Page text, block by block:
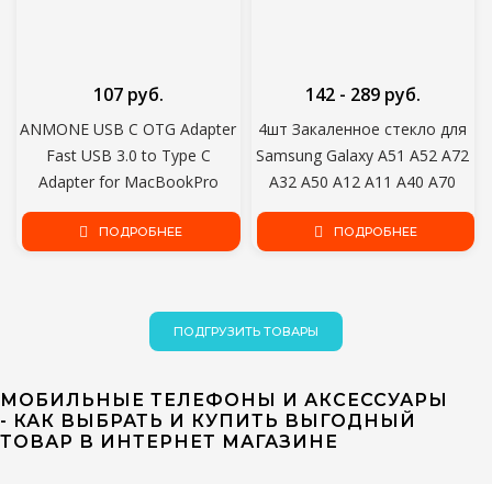
ANMONE USB C OTG Adapter
Fast USB 3.0 to Type C
Adapter for MacBookPro
Xiaomi Huawei Mini USB
Adapter Type-C OTG Cable
107 руб.
ПОДРОБНЕЕ
4шт Закаленное стекло для
Samsung Galaxy A51 A52 A72
A32 A50 A12 A11 A40 A70
A20e A30s A10 A71 A31 A21s
Защитное стекло экрана
142 - 289 руб.
ПОДРОБНЕЕ
ПОДГРУЗИТЬ ТОВАРЫ
МОБИЛЬНЫЕ ТЕЛЕФОНЫ И АКСЕССУАРЫ
- КАК ВЫБРАТЬ И КУПИТЬ ВЫГОДНЫЙ
ТОВАР В ИНТЕРНЕТ МАГАЗИНЕ